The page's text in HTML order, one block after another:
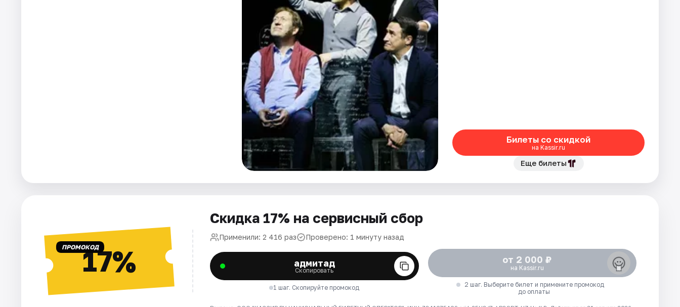
Билеты со скидкой
на Kassir.ru
Еще билеты
ПРОМОКОД17%
Скидка 17% на сервисный сбор
Применили: 2 416 раз Проверено: 1 минуту назад
адмитад
Скопировать
1 шаг. Скопируйте промокод
от 2 000 ₽
на Kassir.ru
2 шаг. Выберите билет и примените промокод
до оплаты